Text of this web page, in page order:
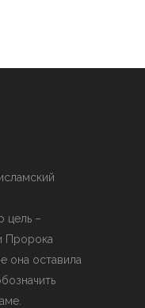
цель –
Пророка
она оставила